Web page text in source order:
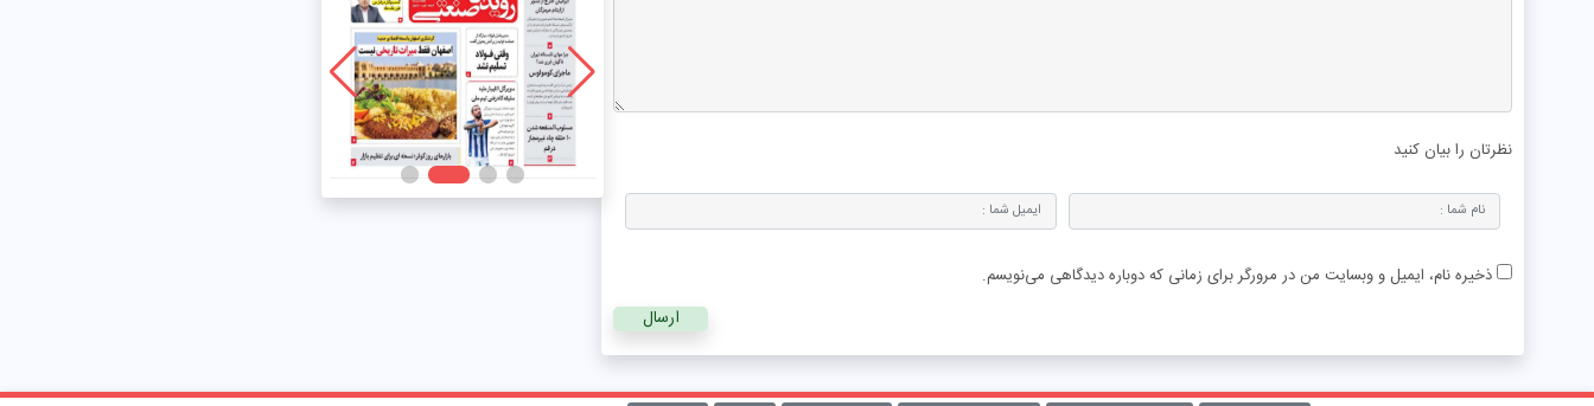
نظرتان را بیان کنید
ذخیره نام، ایمیل و وبسایت من در مرورگر برای زمانی که دوباره دیدگاهی می‌نویسم.